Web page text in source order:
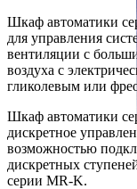
Шкаф автоматики
для управления
вентиляции с
воздуха с
гликолевым или
Шкаф автоматики
дискретное
возможностью
дискретных
серии MR-K.